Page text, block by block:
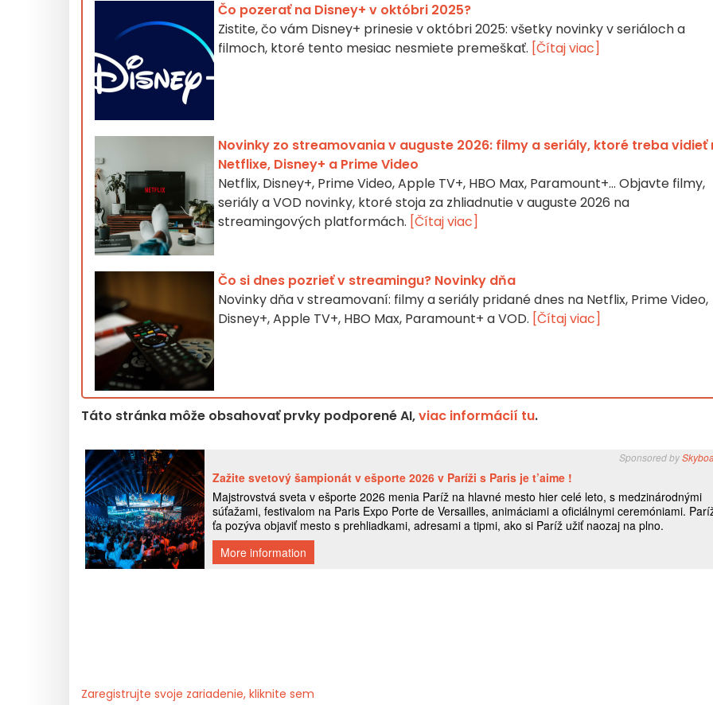
Čo pozerať na Disney+ v októbri 2025?
Zistite, čo vám Disney+ prinesie v októbri 2025: všetky novinky v seriáloch a
filmoch, ktoré tento mesiac nesmiete premeškať. [Čítaj viac]
Novinky zo streamovania v auguste 2026: filmy a seriály, ktoré treba vidieť
Netflixe, Disney+ a Prime Video
Netflix, Disney+, Prime Video, Apple TV+, HBO Max, Paramount+… Objavte filmy,
seriály a VOD novinky, ktoré stoja za zhliadnutie v auguste 2026 na
streamingových platformách. [Čítaj viac]
Čo si dnes pozrieť v streamingu? Novinky dňa
Novinky dňa v streamovaní: filmy a seriály pridané dnes na Netflix, Prime Video,
Disney+, Apple TV+, HBO Max, Paramount+ a VOD. [Čítaj viac]
Táto stránka môže obsahovať prvky podporené AI,viac informácií tu.
Zaregistrujte svoje zariadenie, kliknite sem